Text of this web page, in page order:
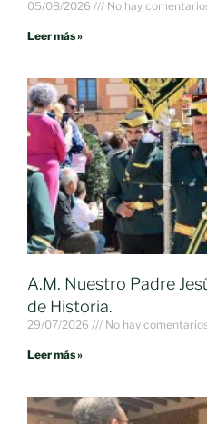
05/08/2026 No hay
Leer más »
A.M. Nuestro Padre
de Historia.
29/07/2026 No hay
Leer más »